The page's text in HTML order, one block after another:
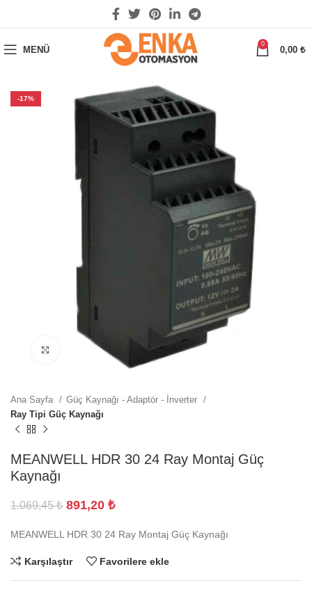
MENÜ
0
0,00 ₺
-17%
Büyütmek için tıklayın
Ana Sayfa
Güç Kaynağı - Adaptör - İnverter
Ray Tipi Güç Kaynağı
MEANWELL HDR 30 24 Ray Montaj Güç
Kaynağı
1.069,45₺ 891,20 ₺
MEANWELL HDR 30 24 Ray Montaj Güç Kaynağı
Karşılaştır Favorilere ekle